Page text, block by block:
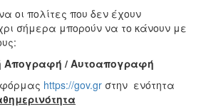
οι πολίτες που δεν έχουν
σήμερα μπορούν να το κάνουν με
Απογραφή / Αυτοαπογραφή
https://gov.gr στην ενότητα